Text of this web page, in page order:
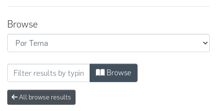
Browse
Browsing Socioecosistemas de Montaña
Browse
All browse results